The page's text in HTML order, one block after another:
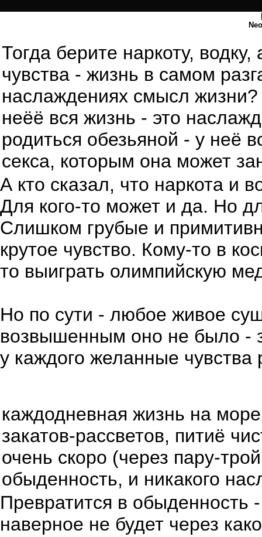
Neo
Тогда берите наркоту,
чувства - жизнь в самом
наслаждениях смысл жизни?
неёё вся жизнь - это
родиться обезьяной - у неё
секса, которым она может
А кто сказал, что наркота и
Для кого-то может и да. Но
Слишком грубые и
крутое чувство. Кому-то в
то выиграть олимпийскую
Но по сути - любое живое
возвышенным оно не было -
у каждого желанные чувства
каждодневная жизнь на
закатов-рассветов, питиё
очень скоро (через пару-
обыденность, и никакого
Превратится в обыденность
наверное не будет через